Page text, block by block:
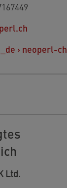
› neoperl-ch
Ltd.